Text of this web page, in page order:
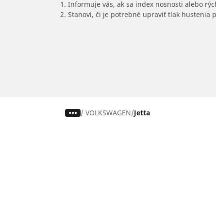
1. Informuje vás, ak sa index nosnosti alebo
2. Stanoví, či je potrebné upraviť tlak hustenia
/ VOLKSWAGEN Jetta